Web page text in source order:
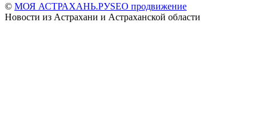
© МОЯ АСТРАХАНЬ.РУSEO продвижение
Новости из Астрахани и Астраханской области